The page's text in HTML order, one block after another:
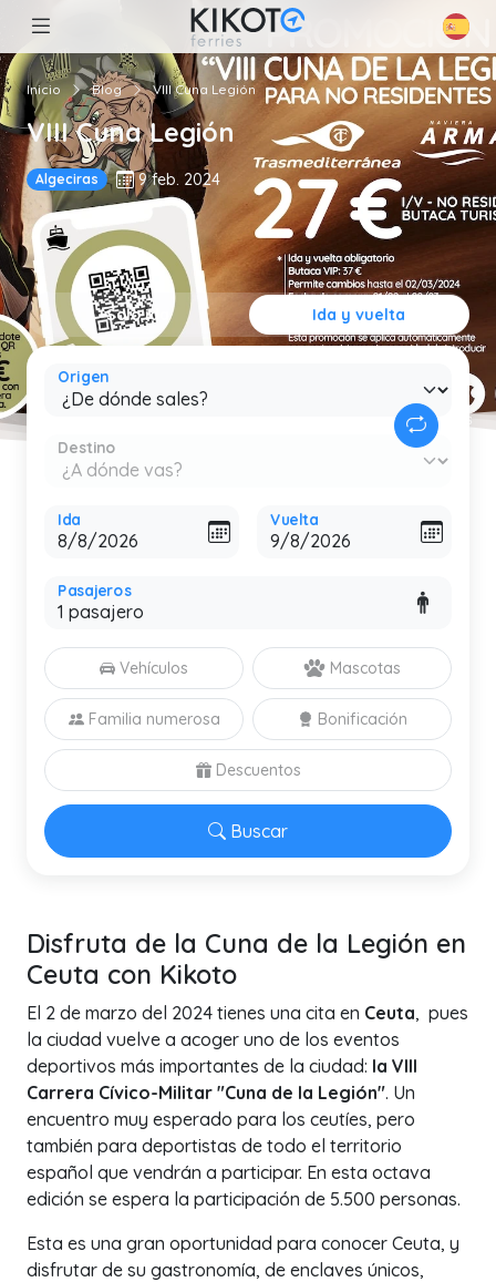
Inicio Blog VIII Cuna Legión
VIII Cuna Legión
Algeciras 9 feb. 2024
Solo ida Ida y vuelta
Origen
Destino
Ida Vuelta
Pasajeros
Buscar
Vehículos Mascotas
Familia numerosa Bonificación
Descuentos
Disfruta de la Cuna de la Legión en
Ceuta con Kikoto
El 2 de marzo del 2024 tienes una cita en Ceuta, pues
la ciudad vuelve a acoger uno de los eventos
deportivos más importantes de la ciudad: la VIII
Carrera Cívico-Militar "Cuna de la Legión". Un
encuentro muy esperado para los ceutíes, pero
también para deportistas de todo el territorio
español que vendrán a participar. En esta octava
edición se espera la participación de 5.500 personas.
Esta es una gran oportunidad para conocer Ceuta, y
disfrutar de su gastronomía, de enclaves únicos,